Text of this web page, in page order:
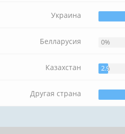
Украина
Белларусия 0%
Казахстан 2.94%
Другая страна